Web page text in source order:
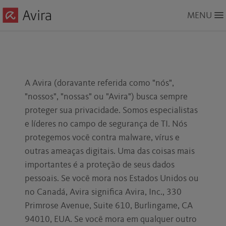
to
MENU
A Avira (doravante referida como "nós",
"nossos", "nossas" ou "Avira") busca sempre
proteger sua privacidade. Somos especialistas
e líderes no campo de segurança de TI. Nós
protegemos você contra malware, vírus e
outras ameaças digitais. Uma das coisas mais
importantes é a proteção de seus dados
pessoais. Se você mora nos Estados Unidos ou
no Canadá, Avira significa Avira, Inc., 330
Primrose Avenue, Suite 610, Burlingame, CA
94010, EUA. Se você mora em qualquer outro